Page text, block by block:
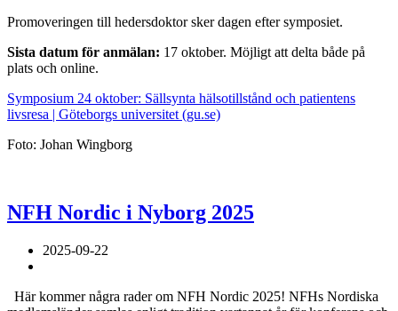
Promoveringen till hedersdoktor sker dagen efter symposiet.
Sista datum för anmälan: 17 oktober. Möjligt att delta både på
plats och online.
Symposium 24 oktober: Sällsynta hälsotillstånd och patientens
livsresa | Göteborgs universitet (gu.se)
Foto: Johan Wingborg
NFH Nordic i Nyborg 2025
2025-09-22
Här kommer några rader om NFH Nordic 2025! NFHs Nordiska